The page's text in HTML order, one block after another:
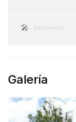
🎤 Escenario
Galería